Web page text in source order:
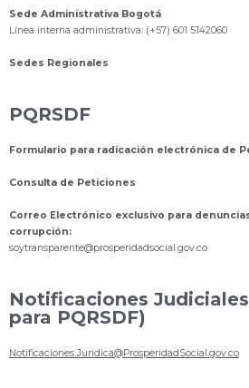
Sede Administrativa Bogotá
Línea interna administrativa: (+57) 601 5142060
Sedes Regionales
PQRSDF
Formulario para radicación electrónica de
Consulta de Peticiones
Correo Electrónico exclusivo para
corrupción:
soytransparente@prosperidadsocial.gov.co
Notificaciones
para PQRSDF)
Notificaciones.Juridica@ProsperidadSocial.gov.co